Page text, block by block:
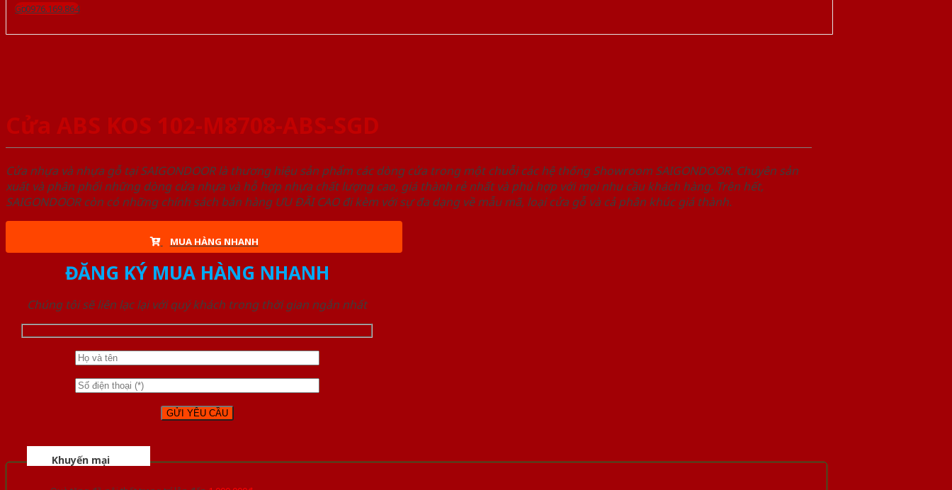
Gọi 0976.169.864
Cửa ABS KOS 102-M8708-ABS-SGD
Cửa nhựa và nhựa gỗ tại SAIGONDOOR là thương hiệu sản phẩm các dòng cửa trong một chuỗi các hệ thống Showroom SAIGONDOOR. Chuyên sản
xuất và phân phối những dòng cửa nhựa và hỗ hợp nhựa chất lượng cao, giá thành rẻ nhất và phù hợp với mọi nhu cầu khách hàng. Trên hết,
SAIGONDOOR còn có những chính sách bán hàng ƯU ĐÃI CAO đi kèm với sự đa dạng về mẫu mã, loại cửa gỗ và cả phân khúc giá thành.
MUA HÀNG NHANH
ĐĂNG KÝ MUA HÀNG NHANH
Chúng tôi sẽ liên lạc lại với quý khách trong thời gian ngắn nhất
Khuyến mại